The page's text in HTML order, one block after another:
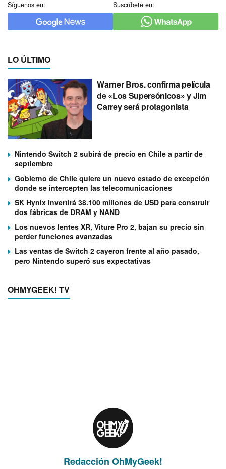
Síguenos en: Suscríbete en:
LO ÚLTIMO
Warner Bros. confirma película
de «Los Supersónicos» y Jim
Carrey será protagonista
Nintendo Switch 2 subirá de precio en Chile a partir de
septiembre
Gobierno de Chile quiere un nuevo estado de excepción
donde se intercepten las telecomunicaciones
SK Hynix invertirá 38.100 millones de USD para construir
dos fábricas de DRAM y NAND
Los nuevos lentes XR, Viture Pro 2, bajan su precio sin
perder funciones avanzadas
Las ventas de Switch 2 cayeron frente al año pasado,
pero Nintendo superó sus expectativas
OHMYGEEK! TV
Redacción OhMyGeek!